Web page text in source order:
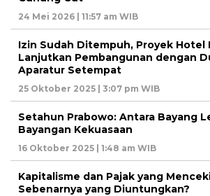
24 Mei 2026 | 11:57 am WIB
Izin Sudah Ditempuh, Proyek Hotel
Lanjutkan Pembangunan dengan
Aparatur Setempat
25 Oktober 2025 | 3:07 pm WIB
Setahun Prabowo: Antara Bayang
Bayangan Kekuasaan
16 Oktober 2025 | 1:48 am WIB
Kapitalisme dan Pajak yang
Sebenarnya yang Diuntungkan?